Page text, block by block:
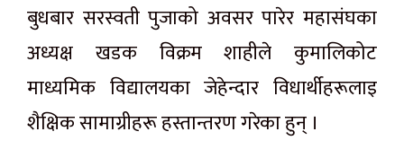
बुधबार सरस्वती पुजाको अवसर पारेर महासंघका
अध्यक्ष खडक विक्रम शाहीले कुमालिकोट
माध्यमिक विद्यालयका जेहेन्दार विधार्थीहरूलाइ
शैक्षिक सामाग्रीहरू हस्तान्तरण गरेका हुन् ।